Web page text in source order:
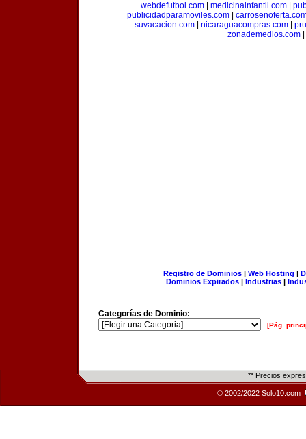
webdefutbol.com
medicinainfantil.com
publicidadparamoviles.com
suvacacion.com| nicaraguacompras.com|
zonademedios.com|
Registro de Dominios| Web Hosting |
Dominios Expirados | Industrias |
Categorías de Dominio:
[Pág.
** Precios
© 2002/2022 Solo10.com